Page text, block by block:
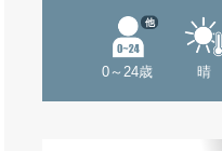
0～24歳
他
晴